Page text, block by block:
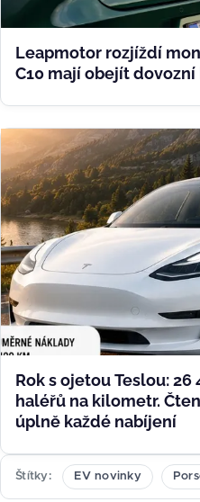
Leapmotor rozjíždí
C10 mají obejít
Rok s ojetou Teslou:
haléřů na kilometr.
úplně každé nabíjení
Štítky EV novinky